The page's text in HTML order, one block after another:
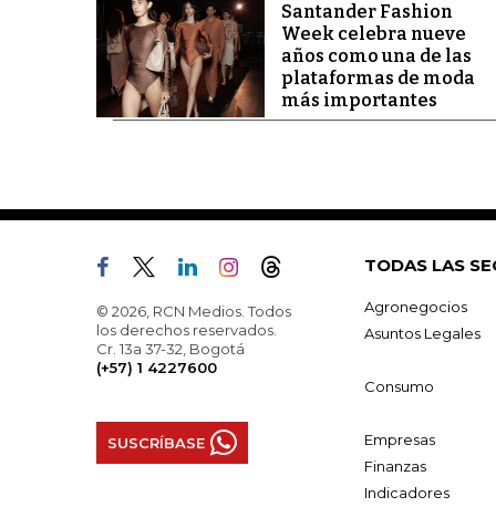
Santander Fashion
Week celebra nueve
años como una de las
plataformas de moda
más importantes
© 2026, RCN Medios. Todos
los derechos reservados.
Cr. 13a 37-32, Bogotá
(+57) 1 4227600
SUSCRÍBASE
TODAS LAS
Agronegocios
Asuntos Legales
Consumo
Empresas
Finanzas
Indicadores